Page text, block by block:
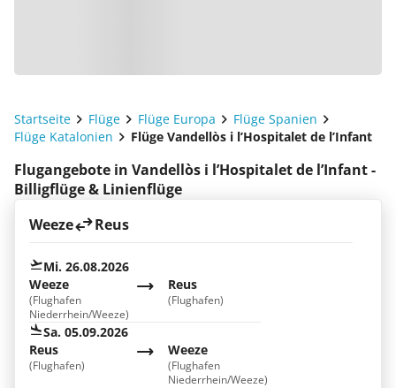
Startseite Flüge Flüge Europa
Flüge Spanien
Flüge Katalonien
Flüge Vandellòs i l’Hospitalet de l’Infant
Flugangebote in Vandellòs i l’Hospitalet de l’Infant -
Billigflüge & Linienflüge
Weeze
Reus
Mi. 26.08.2026
Weeze
(Flughafen
Niederrhein/Weeze)
Reus
(Flughafen)
Sa. 05.09.2026
Weeze
(Flughafen
Niederrhein/Weeze)
Reus
(Flughafen)